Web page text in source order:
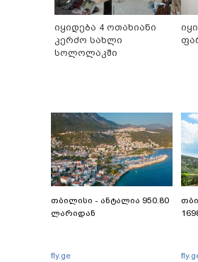
იყიდება 4 ოთახიანი
კერძო სახლი
სოლოლაკში
თბილისი - ანტალია 950.80
ლარიდან
fly.ge